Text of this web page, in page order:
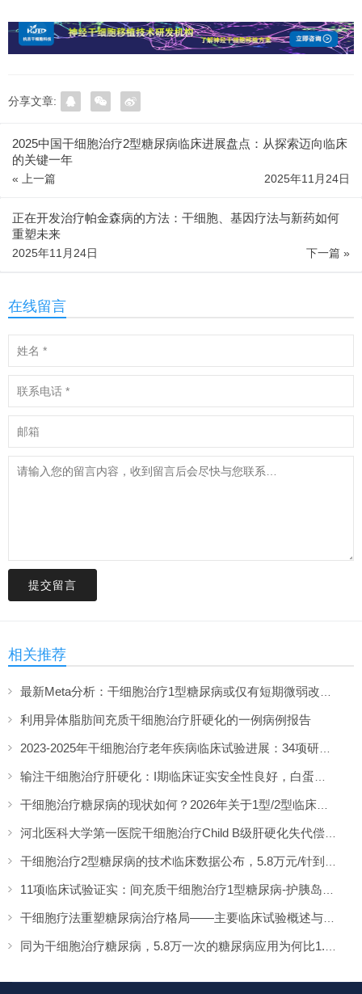
分享文章:
2025中国干细胞治疗2型糖尿病临床进展盘点：从探索迈向临床
的关键一年
« 上一篇 2025年11月24日
正在开发治疗帕金森病的方法：干细胞、基因疗法与新药如何
重塑未来
下一篇 »
2025年11月24日
在线留言
提交留言
相关推荐
利用异体脂肪间充质干细胞治疗肝硬化的一例病例报告